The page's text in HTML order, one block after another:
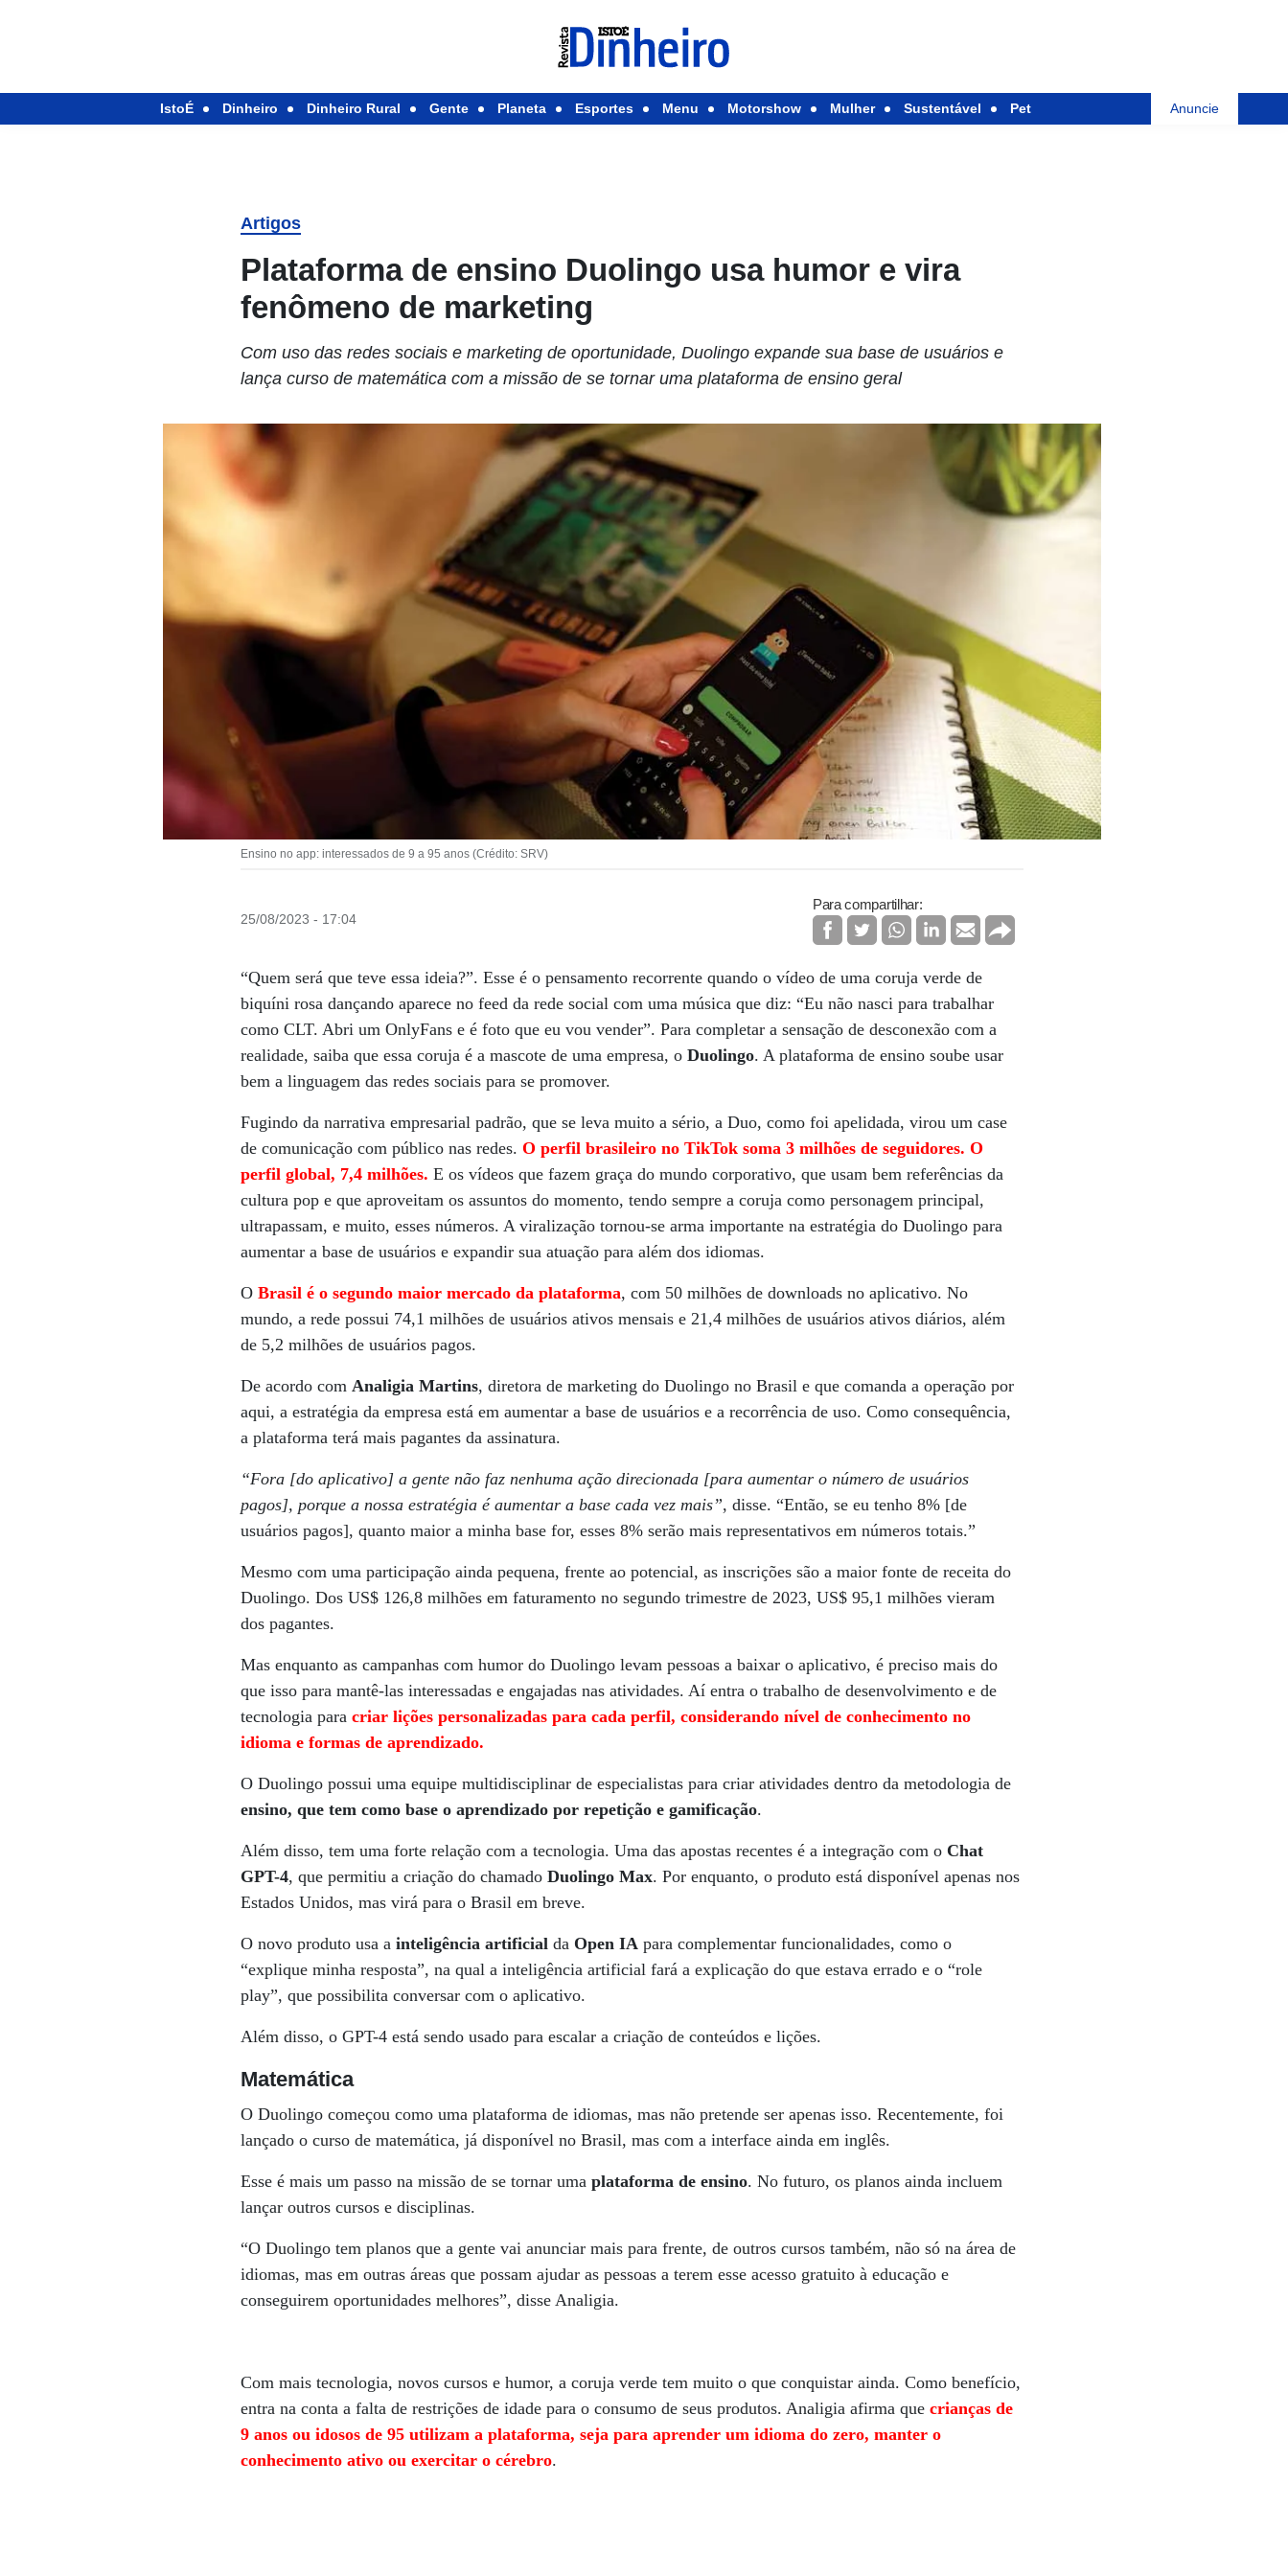
IstoÉ Dinheiro Dinheiro Rural Gente Planeta Esportes Menu Motorshow Mulher Sustentável Pet Anuncie
Artigos
Plataforma de ensino Duolingo usa humor e vira
fenômeno de marketing
Com uso das redes sociais e marketing de oportunidade, Duolingo expande sua base de usuários e
lança curso de matemática com a missão de se tornar uma plataforma de ensino geral
Ensino no app: interessados de 9 a 95 anos (Crédito: SRV)
25/08/2023 - 17:04
Para compartilhar:
“Quem será que teve essa ideia?”. Esse é o pensamento recorrente quando o vídeo de uma coruja verde de
biquíni rosa dançando aparece no feed da rede social com uma música que diz: “Eu não nasci para trabalhar
como CLT. Abri um OnlyFans e é foto que eu vou vender”. Para completar a sensação de desconexão com a
realidade, saiba que essa coruja é a mascote de uma empresa, oDuolingo. A plataforma de ensino soube usar
bem a linguagem das redes sociais para se promover.
Fugindo da narrativa empresarial padrão, que se leva muito a sério, a Duo, como foi apelidada, virou um case
de comunicação com público nas redes.O perfil brasileiro no TikTok soma 3 milhões de seguidores. O
perfil global, 7,4 milhões. E os vídeos que fazem graça do mundo corporativo, que usam bem referências da
cultura pop e que aproveitam os assuntos do momento, tendo sempre a coruja como personagem principal,
ultrapassam, e muito, esses números. A viralização tornou-se arma importante na estratégia do Duolingo para
aumentar a base de usuários e expandir sua atuação para além dos idiomas.
OBrasil é o segundo maior mercado da plataforma, com 50 milhões de downloads no aplicativo. No
mundo, a rede possui 74,1 milhões de usuários ativos mensais e 21,4 milhões de usuários ativos diários, além
de 5,2 milhões de usuários pagos.
De acordo comAnaligia Martins, diretora de marketing do Duolingo no Brasil e que comanda a operação por
aqui, a estratégia da empresa está em aumentar a base de usuários e a recorrência de uso. Como consequência,
a plataforma terá mais pagantes da assinatura.
“Fora [do aplicativo] a gente não faz nenhuma ação direcionada [para aumentar o número de usuários
pagos], porque a nossa estratégia é aumentar a base cada vez mais”, disse. “Então, se eu tenho 8% [de
usuários pagos], quanto maior a minha base for, esses 8% serão mais representativos em números totais.”
Mesmo com uma participação ainda pequena, frente ao potencial, as inscrições são a maior fonte de receita do
Duolingo. Dos US$ 126,8 milhões em faturamento no segundo trimestre de 2023, US$ 95,1 milhões vieram
dos pagantes.
Mas enquanto as campanhas com humor do Duolingo levam pessoas a baixar o aplicativo, é preciso mais do
que isso para mantê-las interessadas e engajadas nas atividades. Aí entra o trabalho de desenvolvimento e de
tecnologia paracriar lições personalizadas para cada perfil, considerando nível de conhecimento no
idioma e formas de aprendizado.
O Duolingo possui uma equipe multidisciplinar de especialistas para criar atividades dentro da metodologia de
ensino, que tem como base o aprendizado por repetição e gamificação.
Além disso, tem uma forte relação com a tecnologia. Uma das apostas recentes é a integração com o Chat
GPT-4, que permitiu a criação do chamadoDuolingo Max. Por enquanto, o produto está disponível apenas nos
Estados Unidos, mas virá para o Brasil em breve.
O novo produto usa ainteligência artificial da Open IA para complementar funcionalidades, como o
“explique minha resposta”, na qual a inteligência artificial fará a explicação do que estava errado e o “role
play”, que possibilita conversar com o aplicativo.
Além disso, o GPT-4 está sendo usado para escalar a criação de conteúdos e lições.
Matemática
O Duolingo começou como uma plataforma de idiomas, mas não pretende ser apenas isso. Recentemente, foi
lançado o curso de matemática, já disponível no Brasil, mas com a interface ainda em inglês.
Esse é mais um passo na missão de se tornar umaplataforma de ensino. No futuro, os planos ainda incluem
lançar outros cursos e disciplinas.
“O Duolingo tem planos que a gente vai anunciar mais para frente, de outros cursos também, não só na área de
idiomas, mas em outras áreas que possam ajudar as pessoas a terem esse acesso gratuito à educação e
conseguirem oportunidades melhores”, disse Analigia.
Com mais tecnologia, novos cursos e humor, a coruja verde tem muito o que conquistar ainda. Como benefício,
entra na conta a falta de restrições de idade para o consumo de seus produtos. Analigia afirma quecrianças de
9 anos ou idosos de 95 utilizam a plataforma, seja para aprender um idioma do zero, manter o
conhecimento ativo ou exercitar o cérebro.